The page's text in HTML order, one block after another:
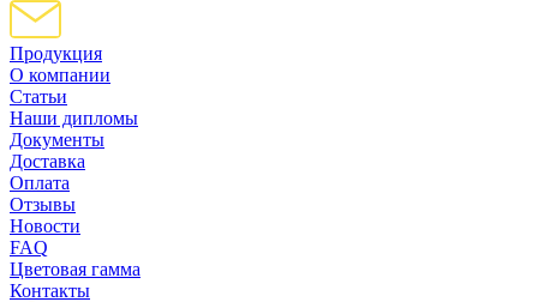
Продукция
О компании
Статьи
Наши дипломы
Документы
Доставка
Оплата
Отзывы
Новости
FAQ
Цветовая гамма
Контакты